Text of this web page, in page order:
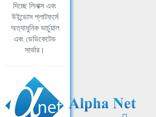
দিচ্ছে লিনাক্স এবং
উইন্ডোস প্লাটফর্মে
অত্যাধুনিক ভার্চুয়াল
এবং ডেডিকেটেড
সার্ভার।